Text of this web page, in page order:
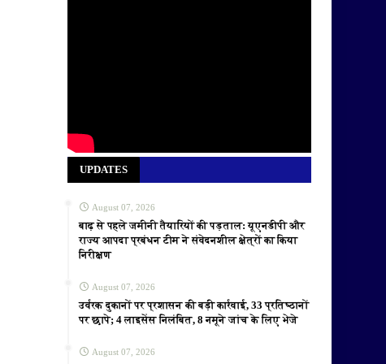
UPDATES
August 07, 2026
बाढ़ से पहले जमीनी तैयारियों की पड़ताल: यूएनडीपी और
राज्य आपदा प्रबंधन टीम ने संवेदनशील क्षेत्रों का किया
निरीक्षण
August 07, 2026
उर्वरक दुकानों पर प्रशासन की बड़ी कार्रवाई, 33 प्रतिष्ठानों
पर छापे; 4 लाइसेंस निलंबित, 8 नमूने जांच के लिए भेजे
August 07, 2026